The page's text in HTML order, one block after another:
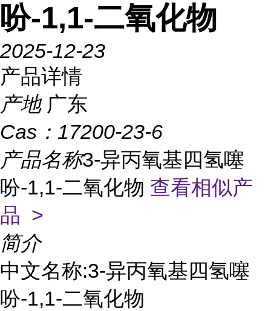
吩-1,1-二氧化物
2025-12-23
产品详情
产地 广东
Cas： 17200-23-6
产品名称3-异丙氧基四氢噻
吩-1,1-二氧化物 查看相似产
品 >
简介
中文名称:3-异丙氧基四氢噻
吩-1,1-二氧化物